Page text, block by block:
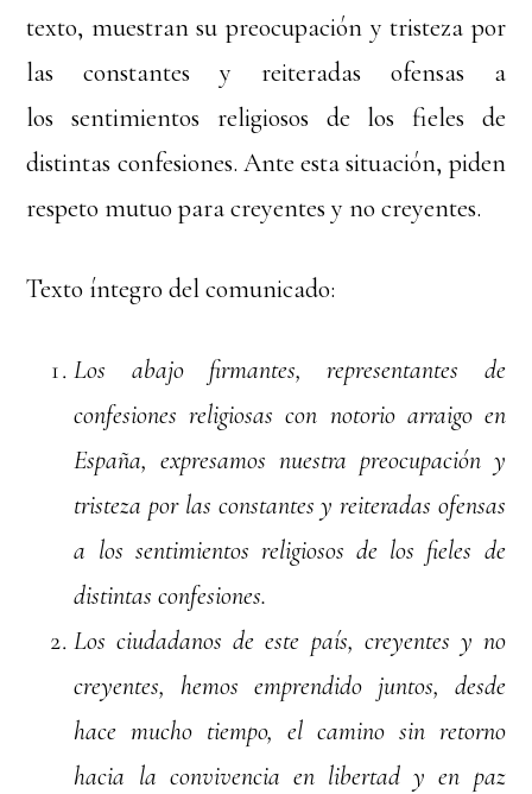
texto, muestran su preocupación y tristeza por
las constantes y reiteradas ofensas a
los sentimientos religiosos de los fieles de
distintas confesiones. Ante esta situación, piden
respeto mutuo para creyentes y no creyentes.
Texto íntegro del comunicado:
Los abajo firmantes, representantes de
confesiones religiosas con notorio arraigo en
España, expresamos nuestra preocupación y
tristeza por las constantes y reiteradas ofensas
a los sentimientos religiosos de los fieles de
distintas confesiones.
Los ciudadanos de este país, creyentes y no
creyentes, hemos emprendido juntos, desde
hace mucho tiempo, el camino sin retorno
hacia la convivencia en libertad y en paz